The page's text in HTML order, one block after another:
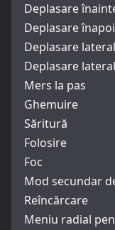
Deplasare
Deplasare înapoi
Deplasare
Deplasare
Mers la pas
Ghemuire
Săritură
Folosire
Foc
Mod secundar
Reîncărcare
Meniu radial